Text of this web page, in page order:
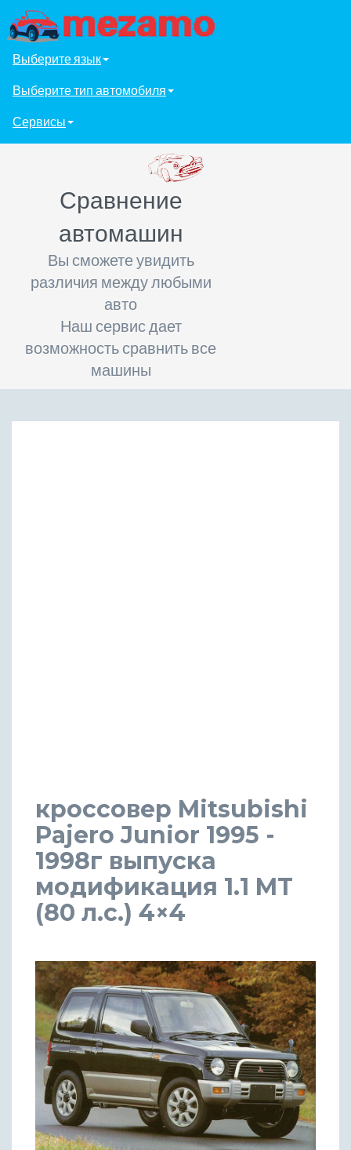
Выберите язык
Выберите тип автомобиля
Сервисы
Сравнение
автомашин
Вы сможете увидить
различия между любыми
авто
Наш сервис дает
возможность сравнить все
машины
кроссовер Mitsubishi
Pajero Junior 1995 -
1998г выпуска
модификация 1.1 MT
(80 л.с.) 4×4